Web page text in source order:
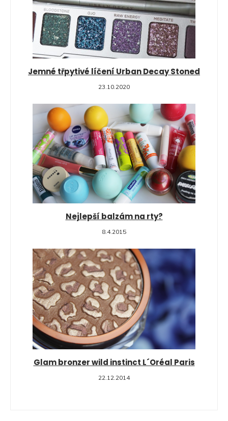
Jemné třpytivé líčení Urban Decay Stoned
23.10.2020
Nejlepší balzám na rty?
8.4.2015
Glam bronzer wild instinct L´Oréal Paris
22.12.2014